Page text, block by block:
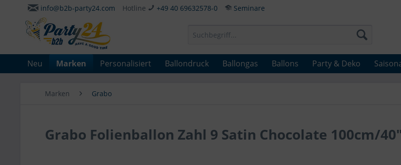
info@b2b-party24.com Hotline +49 40 69632578-0 Seminare
Neu Marken Personalisiert Ballondruck Ballongas Ballons Party & Deko
Marken Grabo
Grabo Folienballon Zahl 9 Satin Chocolate 100cm/40"